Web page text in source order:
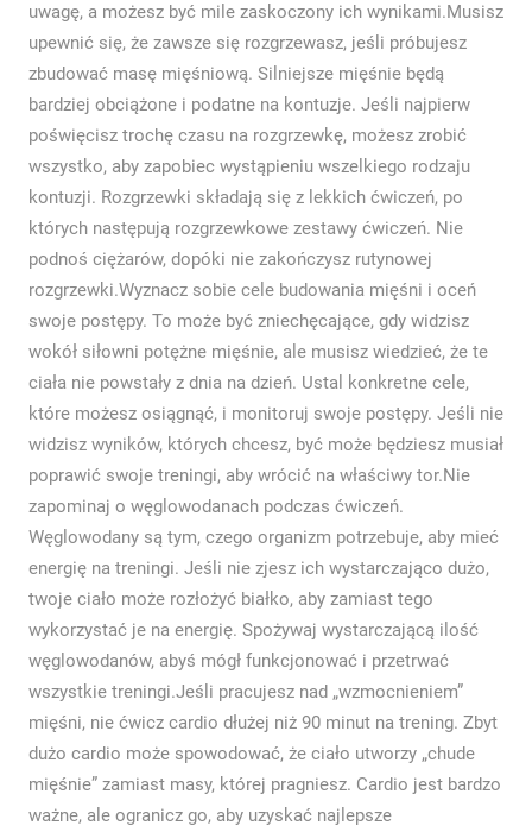
uwagę, a możesz być mile zaskoczony ich wynikami.Musisz
upewnić się, że zawsze się rozgrzewasz, jeśli próbujesz
zbudować masę mięśniową. Silniejsze mięśnie będą
bardziej obciążone i podatne na kontuzje. Jeśli najpierw
poświęcisz trochę czasu na rozgrzewkę, możesz zrobić
wszystko, aby zapobiec wystąpieniu wszelkiego rodzaju
kontuzji. Rozgrzewki składają się z lekkich ćwiczeń, po
których następują rozgrzewkowe zestawy ćwiczeń. Nie
podnoś ciężarów, dopóki nie zakończysz rutynowej
rozgrzewki.Wyznacz sobie cele budowania mięśni i oceń
swoje postępy. To może być zniechęcające, gdy widzisz
wokół siłowni potężne mięśnie, ale musisz wiedzieć, że te
ciała nie powstały z dnia na dzień. Ustal konkretne cele,
które możesz osiągnąć, i monitoruj swoje postępy. Jeśli nie
widzisz wyników, których chcesz, być może będziesz musiał
poprawić swoje treningi, aby wrócić na właściwy tor.Nie
zapominaj o węglowodanach podczas ćwiczeń.
Węglowodany są tym, czego organizm potrzebuje, aby mieć
energię na treningi. Jeśli nie zjesz ich wystarczająco dużo,
twoje ciało może rozłożyć białko, aby zamiast tego
wykorzystać je na energię. Spożywaj wystarczającą ilość
węglowodanów, abyś mógł funkcjonować i przetrwać
wszystkie treningi.Jeśli pracujesz nad „wzmocnieniem”
mięśni, nie ćwicz cardio dłużej niż 90 minut na trening. Zbyt
dużo cardio może spowodować, że ciało utworzy „chude
mięśnie” zamiast masy, której pragniesz. Cardio jest bardzo
ważne, ale ogranicz go, aby uzyskać najlepsze